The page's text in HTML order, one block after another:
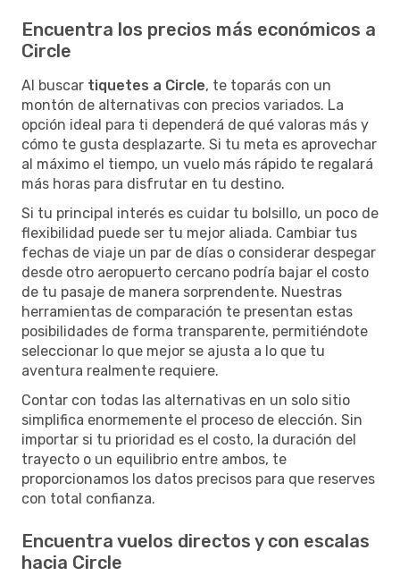
Encuentra los precios más económicos a
Circle
Al buscar tiquetes a Circle, te toparás con un
montón de alternativas con precios variados. La
opción ideal para ti dependerá de qué valoras más y
cómo te gusta desplazarte. Si tu meta es aprovechar
al máximo el tiempo, un vuelo más rápido te regalará
más horas para disfrutar en tu destino.
Si tu principal interés es cuidar tu bolsillo, un poco de
flexibilidad puede ser tu mejor aliada. Cambiar tus
fechas de viaje un par de días o considerar despegar
desde otro aeropuerto cercano podría bajar el costo
de tu pasaje de manera sorprendente. Nuestras
herramientas de comparación te presentan estas
posibilidades de forma transparente, permitiéndote
seleccionar lo que mejor se ajusta a lo que tu
aventura realmente requiere.
Contar con todas las alternativas en un solo sitio
simplifica enormemente el proceso de elección. Sin
importar si tu prioridad es el costo, la duración del
trayecto o un equilibrio entre ambos, te
proporcionamos los datos precisos para que reserves
con total confianza.
Encuentra vuelos directos y con escalas
hacia Circle